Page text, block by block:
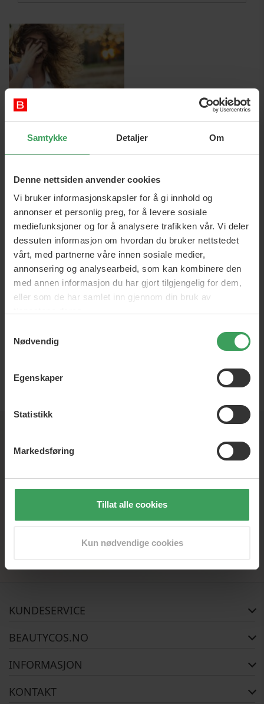
Samtykke Detaljer Om
Denne nettsiden anvender cookies
Vi bruker informasjonskapsler for å gi innhold og
annonser et personlig preg, for å levere sosiale
mediefunksjoner og for å analysere trafikken vår. Vi deler
dessuten informasjon om hvordan du bruker nettstedet
vårt, med partnerne våre innen sosiale medier,
annonsering og analysearbeid, som kan kombinere den
med annen informasjon du har gjort tilgjengelig for dem,
eller som de har samlet inn gjennom din bruk av
Nødvendig
Egenskaper
Statistikk
Markedsføring
Tillat alle cookies
Kun nødvendige cookies
Nå er du klar, du har gjort
“sluttvasken”, hva nå? Du vil
nå lære å vaske og style
håret med Curly Girl-
metoden i fem trinn. Husk at
håret ditt mest sannsynlig er
99 prosent skadet, for
eksempel fra hårfarging,
varmeskader, børsting osv.
Curly Girl Method er en
noen raske resultater […]
Les mer
få skarpe tilbud, nyheter og inspirasjon
Registrer
KUNDESERVICE
BEAUTYCOS.NO
INFORMASJON
KONTAKT